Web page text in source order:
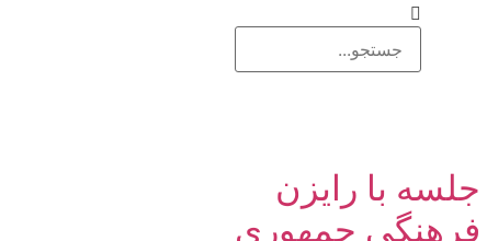
جلسه با رایزن
فرهنگی جمهوری